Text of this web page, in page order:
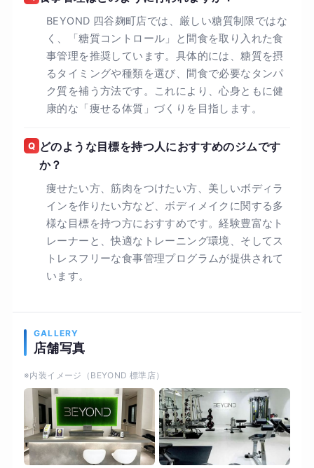
BEYOND 四谷麹町店では、厳しい糖質制限ではな
く、「糖質コントロール」と間食を取り入れた食
事管理を推奨しています。具体的には、糖質を摂
るタイミングや種類を選び、間食で必要なタンパ
ク質を補う方法です。これにより、心身ともに健
康的な「痩せる体質」づくりを目指します。
Q どのような目標を持つ人におすすめのジムです
か？
痩せたい方、筋肉をつけたい方、美しいボディラ
インを作りたい方など、ボディメイクに関する多
様な目標を持つ方におすすめです。経験豊富なト
レーナーと、快適なトレーニング環境、そしてス
トレスフリーな食事管理プログラムが提供されて
います。
GALLERY
店舗写真
※内装イメージ（BEYOND 標準店）